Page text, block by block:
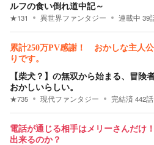
ルフの食い倒れ道中記～
★131 異世界ファンタジー 連載中 39
累計250万PV感謝！ おかしな主人
りです。
【柴犬？】の無双から始まる、冒険
おかしいらしい。
★735 現代ファンタジー 完結済442話
電話が通じる相手はメリーさんだけ
出来るのか？